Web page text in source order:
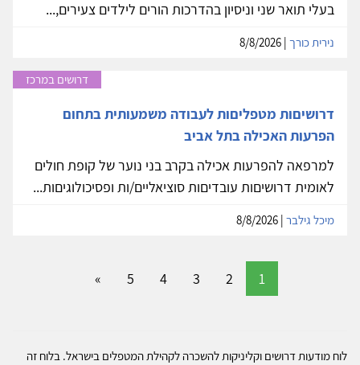
בעלי תואר שני וניסיון בהדרכות הורים לילדים צעירים,...
נירית כורך
דרושים במרכז
דרושיםות מטפליםות לעבודה משמעותית בתחום
הפרעות האכילה בתל אביב
למרפאה להפרעות אכילה בקרב בני נוער של קופת חולים
לאומית דרושיםות עובדיםות סוציאליים/ות ופסיכולוגיםות...
מיכל גילבר
1
2
3
4
5
»
לוח מודעות דרושים וקליניקות להשכרה לקהילת המטפלים בישראל. בלוח זה